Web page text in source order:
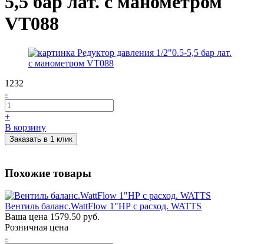
VT088
1232
-
+
В корзину
Заказать в 1 клик
Похожие товары
Вентиль баланс.WattFlow 1"НР с расход. WATTS
Ваша цена 1579.50 руб.
Розничная цена
-